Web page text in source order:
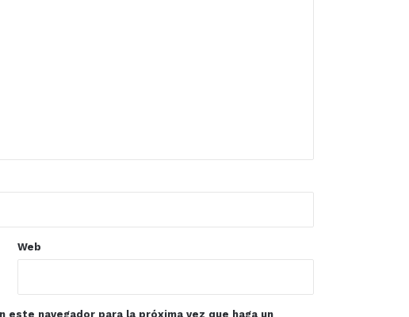
Web
navegador para la próxima vez que haga un